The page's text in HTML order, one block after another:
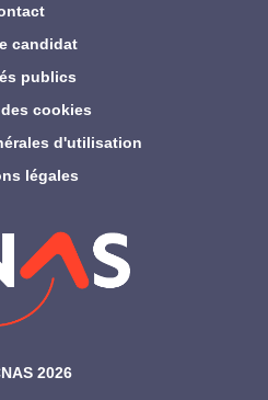
2026
candidat
publics
cookies
d'utilisation
légales